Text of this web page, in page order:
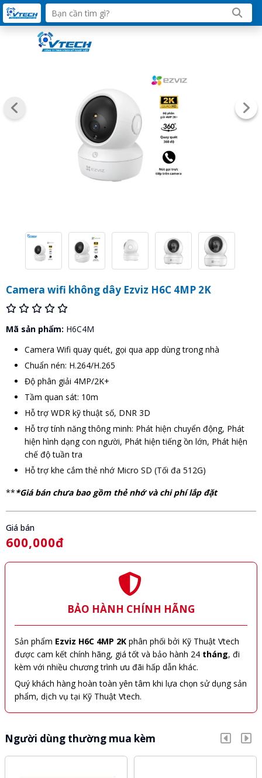
Camera wifi không dây Ezviz H6C 4MP 2K
Mã sản phẩm: H6C4M
Camera Wifi quay quét, gọi qua app dùng trong nhà
Chuẩn nén: H.264/H.265
Độ phân giải 4MP/2K+
Tầm quan sát: 10m
Hỗ trợ WDR kỹ thuật số, DNR 3D
Hỗ trợ tính năng thông minh: Phát hiện chuyển động, Phát
hiện hình dạng con người, Phát hiện tiếng ồn lớn, Phát hiện
chế độ tuần tra
Hỗ trợ khe cắm thẻ nhớ Micro SD (Tối đa 512G)
***Giá bán chưa bao gồm thẻ nhớ và chi phí lắp đặt
Giá bán
600,000đ
BẢO HÀNH CHÍNH HÃNG
Sản phẩm Ezviz H6C 4MP 2K phân phối bởi Kỹ Thuật Vtech
được cam kết chính hãng, giá tốt và bảo hành 24 tháng, đi
kèm với nhiều chương trình ưu đãi hấp dẫn khác.
Quý khách hàng hoàn toàn yên tâm khi lựa chọn sử dụng sản
phẩm, dịch vụ tại Kỹ Thuật Vtech.
Người dùng thường mua kèm